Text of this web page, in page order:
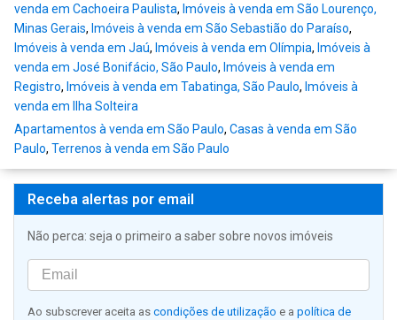
venda em Cachoeira Paulista, Imóveis à venda em São Lourenço,
Minas Gerais, Imóveis à venda em São Sebastião do Paraíso,
Imóveis à venda em Jaú, Imóveis à venda em Olímpia, Imóveis à
venda em José Bonifácio, São Paulo, Imóveis à venda em
Registro, Imóveis à venda em Tabatinga, São Paulo, Imóveis à
venda em Ilha Solteira
Apartamentos à venda em São Paulo, Casas à venda em São
Paulo, Terrenos à venda em São Paulo
Receba alertas por email
Não perca: seja o primeiro a saber sobre novos imóveis
Ao subscrever aceita as condições de utilização e a política de